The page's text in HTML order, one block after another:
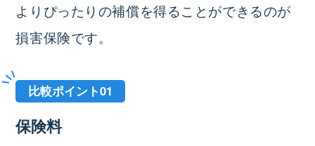
よりぴったりの補償を得ることができるのが
損害保険です。
比較ポイント01
保険料